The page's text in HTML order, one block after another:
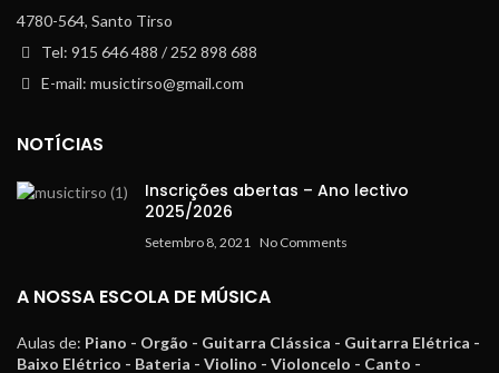
4780-564, Santo Tirso
Tel: 915 646 488 / 252 898 688
E-mail: musictirso@gmail.com
NOTÍCIAS
Inscrições abertas – Ano lectivo
2025/2026
Setembro 8, 2021 No Comments
A NOSSA ESCOLA DE MÚSICA
Aulas de: Piano - Orgão - Guitarra Clássica - Guitarra Elétrica -
Baixo Elétrico - Bateria - Violino - Violoncelo - Canto -